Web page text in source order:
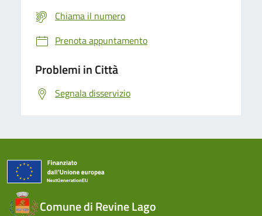
Chiama il numero
Prenota appuntamento
Problemi in Città
Segnala disservizio
Comune di Revine Lago